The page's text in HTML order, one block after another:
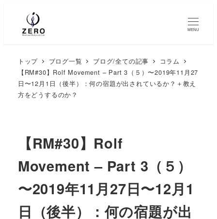
MENU
トップ ブログ一覧 ブログ/全ての記事
コラム
【RM#30】Rolf Movement – Part 3（５）〜2019年11月27
日〜12月1日（後半）：何の宿題が出されているか？＋教え
方をどうするのか？
【RM#30】Rolf
Movement – Part 3（５）
〜2019年11月27日〜12月1
日（後半）：何の宿題が出